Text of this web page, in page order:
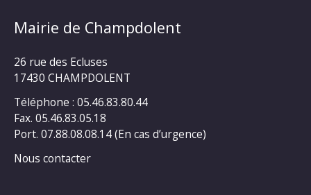
Mairie de Champdolent
26 rue des Ecluses
17430 CHAMPDOLENT
Téléphone : 05.46.83.80.44
Fax. 05.46.83.05.18
Port. 07.88.08.08.14 (En cas d’urgence)
Nous contacter